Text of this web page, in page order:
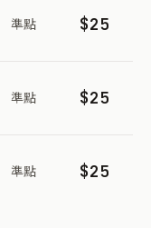
準點 $25
準點 $25
準點 $25